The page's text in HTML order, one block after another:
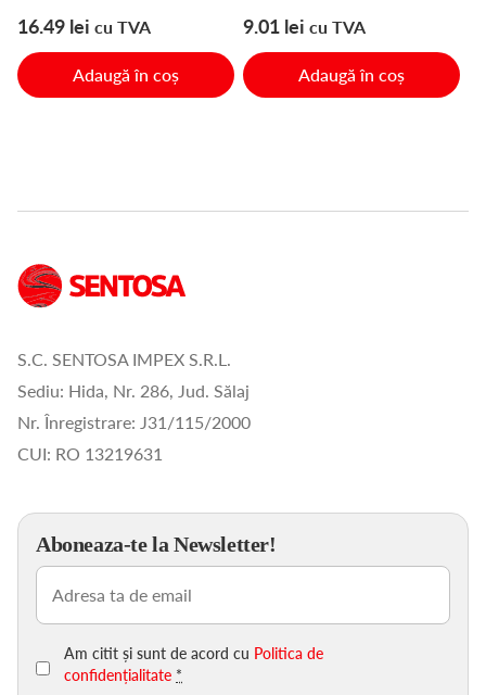
16.49 lei cu TVA
Adaugă în coș
9.01 lei cu TVA
Adaugă în coș
S.C. SENTOSA IMPEX S.R.L.
Sediu: Hida, Nr. 286, Jud. Sălaj
Nr. Înregistrare: J31/115/2000
CUI: RO 13219631
Aboneaza-te la Newsletter!
Email
(Obligatoriu)
Am citit și sunt de acord cu Politica de
confidențialitate *